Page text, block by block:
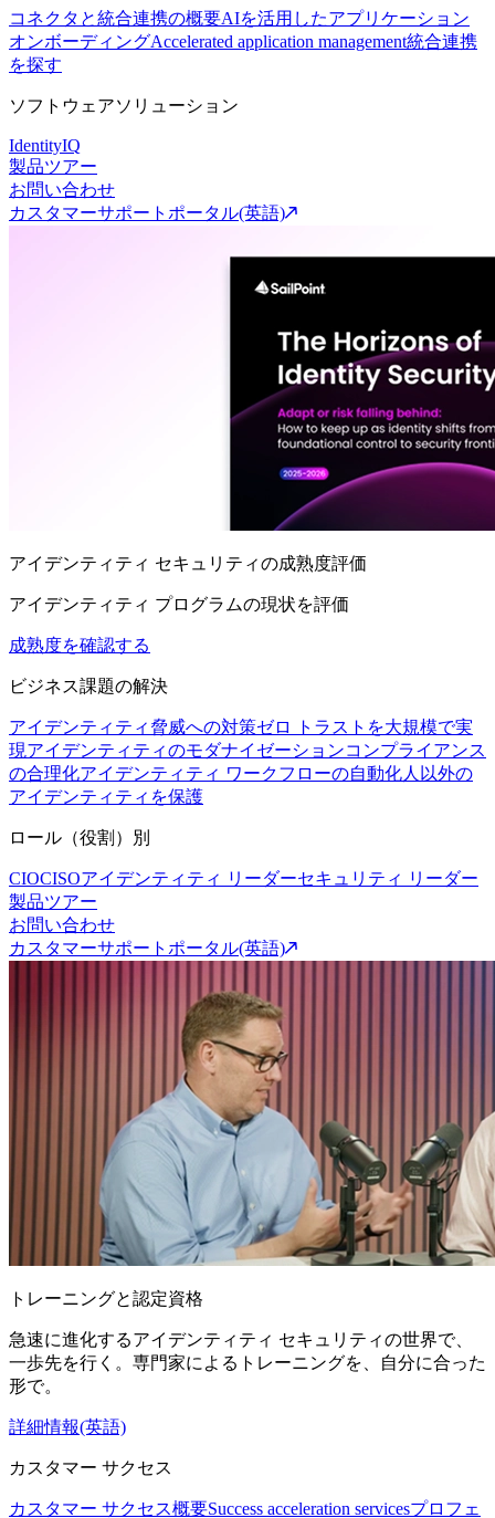
コネクタと統合連携の概要AIを活用したアプリケーション
オンボーディングAccelerated application management統合連携
を探す
ソフトウェアソリューション
IdentityIQ
製品ツアー
お問い合わせ
カスタマーサポートポータル(英語)
アイデンティティ セキュリティの成熟度評価
アイデンティティ プログラムの現状を評価
成熟度を確認する
ビジネス課題の解決
アイデンティティ脅威への対策ゼロ トラストを大規模で実
現アイデンティティのモダナイゼーションコンプライアンス
の合理化アイデンティティ ワークフローの自動化人以外の
アイデンティティを保護
ロール（役割）別
CIOCISOアイデンティティ リーダーセキュリティ リーダー
製品ツアー
お問い合わせ
カスタマーサポートポータル(英語)
トレーニングと認定資格
急速に進化するアイデンティティ セキュリティの世界で、
一歩先を行く。専門家によるトレーニングを、自分に合った
形で。
詳細情報(英語)
カスタマー サクセス
カスタマー サクセス概要Success acceleration servicesプロフェ